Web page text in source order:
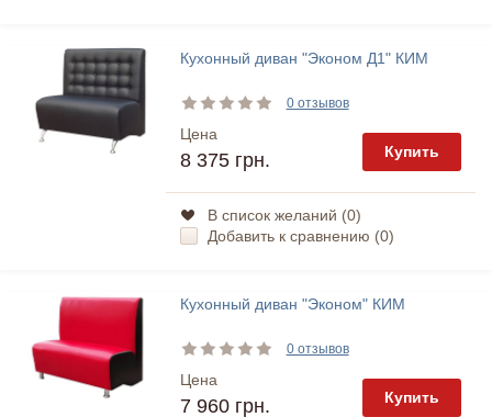
Кухонный диван "Эконом Д1" КИМ
0 отзывов
Цена
8 375 грн. Купить
В список желаний (0)
Добавить к сравнению (0)
Кухонный диван "Эконом" КИМ
0 отзывов
Цена
7 960 грн. Купить